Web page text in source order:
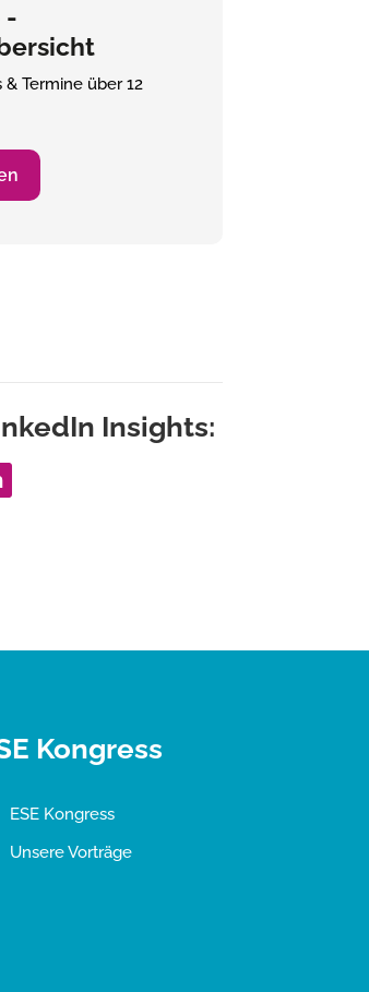
-
& Termine über 12
Insights:
Kongress
ESE Kongress
Unsere Vorträge